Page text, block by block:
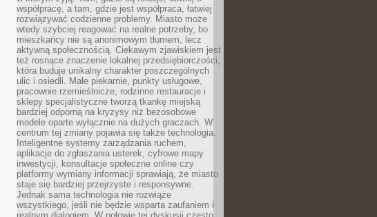
współpracę, a tam, gdzie jest współpraca, łatwiej
rozwiązywać codzienne problemy. Miasto może
wtedy szybciej reagować na realne potrzeby, bo
mieszkańcy nie są anonimowym tłumem, lecz
aktywną społecznością. Ciekawym zjawiskiem jest
też rosnące znaczenie lokalnej przedsiębiorczości,
która buduje unikalny charakter poszczególnych
ulic i osiedli. Małe piekarnie, punkty usługowe,
pracownie rzemieślnicze, rodzinne restauracje i
sklepy specjalistyczne tworzą tkankę miejską
bardziej odporną na kryzysy niż bezosobowe
modele oparte wyłącznie na dużych graczach. W
centrum tej zmiany pojawia się także technologia.
Inteligentne systemy zarządzania ruchem,
aplikacje do zgłaszania usterek, cyfrowe mapy
inwestycji, konsultacje społeczne online czy
platformy wymiany informacji sprawiają, że miasto
staje się bardziej przejrzyste i responsywne.
Jednak sama technologia nie rozwiąże
wszystkiego, jeśli nie będzie wsparta zaufaniem i